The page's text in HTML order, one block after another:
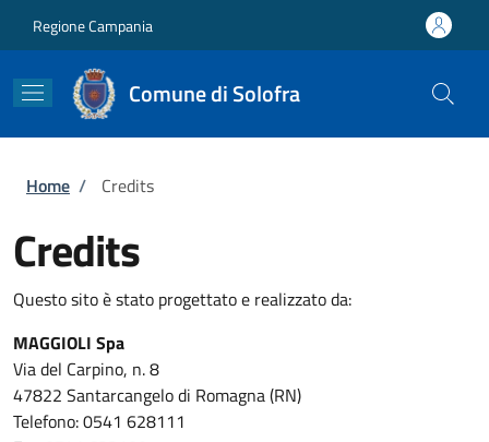
Regione Campania
Comune di Solofra
Briciole di pane
Home / Credits
Credits
Questo sito è stato progettato e realizzato da:
MAGGIOLI Spa
Via del Carpino, n. 8
47822 Santarcangelo di Romagna (RN)
Telefono: 0541 628111